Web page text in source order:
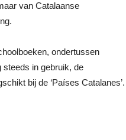
van Catalaanse
ondertussen
steeds in gebruik, de
bij de ‘Países Catalanes’.